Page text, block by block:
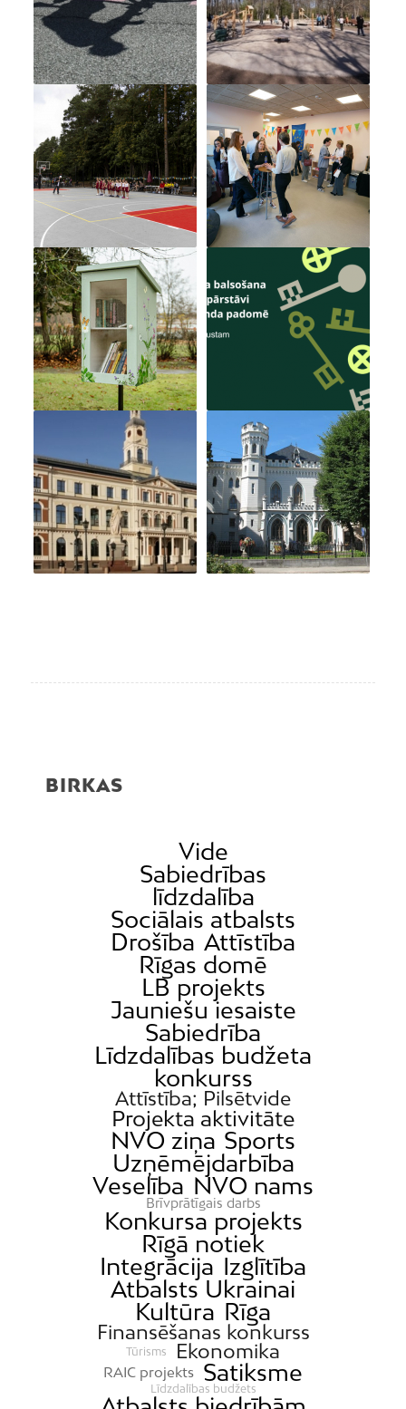
BIRKAS
Vide
Sabiedrības
līdzdalība
Sociālais atbalsts
Drošība Attīstība
Rīgas domē
LB projekts
Jauniešu iesaiste
Sabiedrība
Līdzdalības budžeta
konkurss
Attīstība; Pilsētvide
Projekta aktivitāte
NVO ziņa Sports
Uzņēmējdarbība
Veselība NVO nams
Brīvprātīgais darbs
Konkursa projekts
Rīgā notiek
Integrācija Izglītība
Atbalsts Ukrainai
Kultūra Rīga
Finansēšanas konkurss
Tūrisms Ekonomika
RAIC projekts Satiksme
Līdzdalības budžets